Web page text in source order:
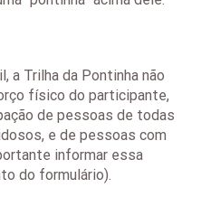
a Trilha da Pontinha não
físico do participante,
de pessoas de todas
e de pessoas com
informar essa
do formulário).